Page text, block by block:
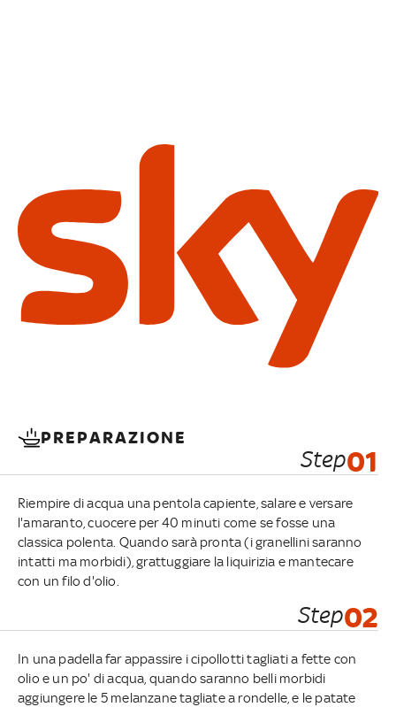
PREPARAZIONE
Step01
Riempire di acqua una pentola capiente, salare e versare
l'amaranto, cuocere per 40 minuti come se fosse una
classica polenta. Quando sarà pronta (i granellini saranno
intatti ma morbidi), grattuggiare la liquirizia e mantecare
con un filo d'olio.
Step02
In una padella far appassire i cipollotti tagliati a fette con
olio e un po' di acqua, quando saranno belli morbidi
aggiungere le 5 melanzane tagliate a rondelle, e le patate